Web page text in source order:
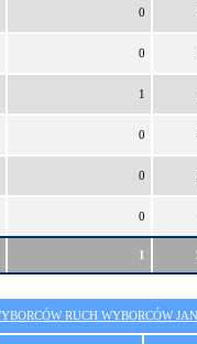
0
0
1
0
0
0
1
RUCH WYBORCÓW